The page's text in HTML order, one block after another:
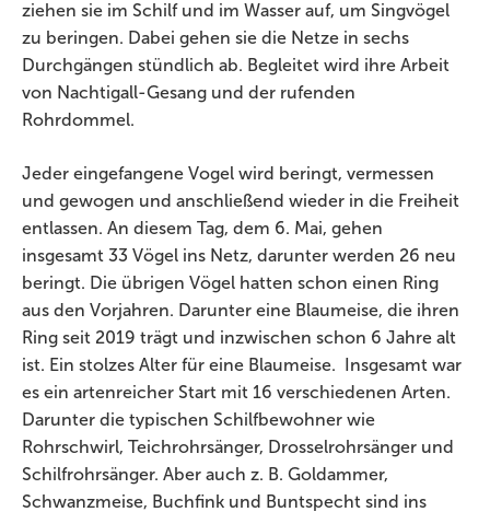
ziehen sie im Schilf und im Wasser auf, um Singvögel
zu beringen. Dabei gehen sie die Netze in sechs
Durchgängen stündlich ab. Begleitet wird ihre Arbeit
von Nachtigall-Gesang und der rufenden
Rohrdommel.
Jeder eingefangene Vogel wird beringt, vermessen
und gewogen und anschließend wieder in die Freiheit
entlassen. An diesem Tag, dem 6. Mai, gehen
insgesamt 33 Vögel ins Netz, darunter werden 26 neu
beringt. Die übrigen Vögel hatten schon einen Ring
aus den Vorjahren. Darunter eine Blaumeise, die ihren
Ring seit 2019 trägt und inzwischen schon 6 Jahre alt
ist. Ein stolzes Alter für eine Blaumeise. Insgesamt war
es ein artenreicher Start mit 16 verschiedenen Arten.
Darunter die typischen Schilfbewohner wie
Rohrschwirl, Teichrohrsänger, Drosselrohrsänger und
Schilfrohrsänger. Aber auch z. B. Goldammer,
Schwanzmeise, Buchfink und Buntspecht sind ins